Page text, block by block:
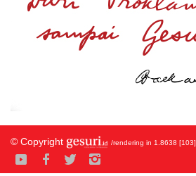
© Copyright /rendering in 1.8638 [103]